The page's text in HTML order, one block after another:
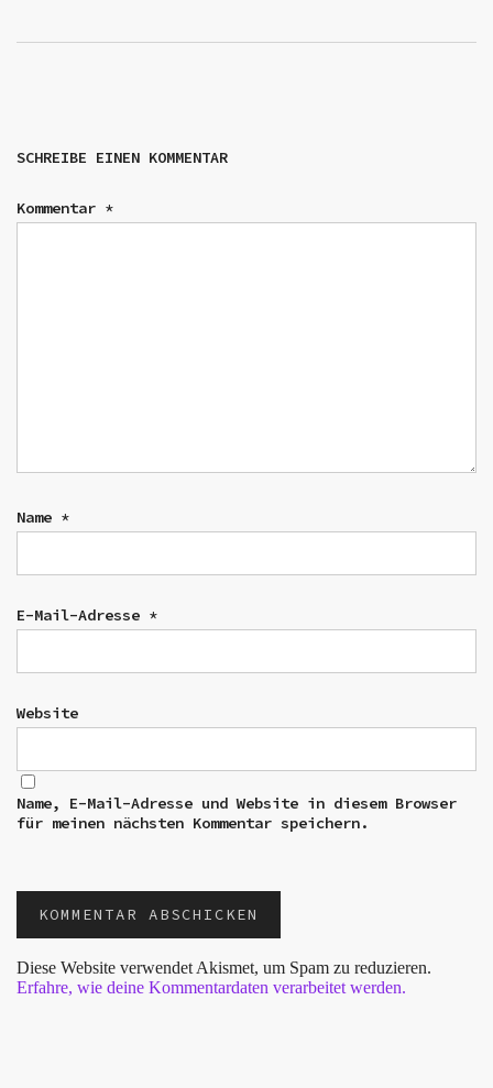
SCHREIBE EINEN KOMMENTAR
Kommentar *
Name *
E-Mail-Adresse *
Website
Name, E-Mail-Adresse und Website in diesem Browser
für meinen nächsten Kommentar speichern.
Diese Website verwendet Akismet, um Spam zu reduzieren.
Erfahre, wie deine Kommentardaten verarbeitet werden.